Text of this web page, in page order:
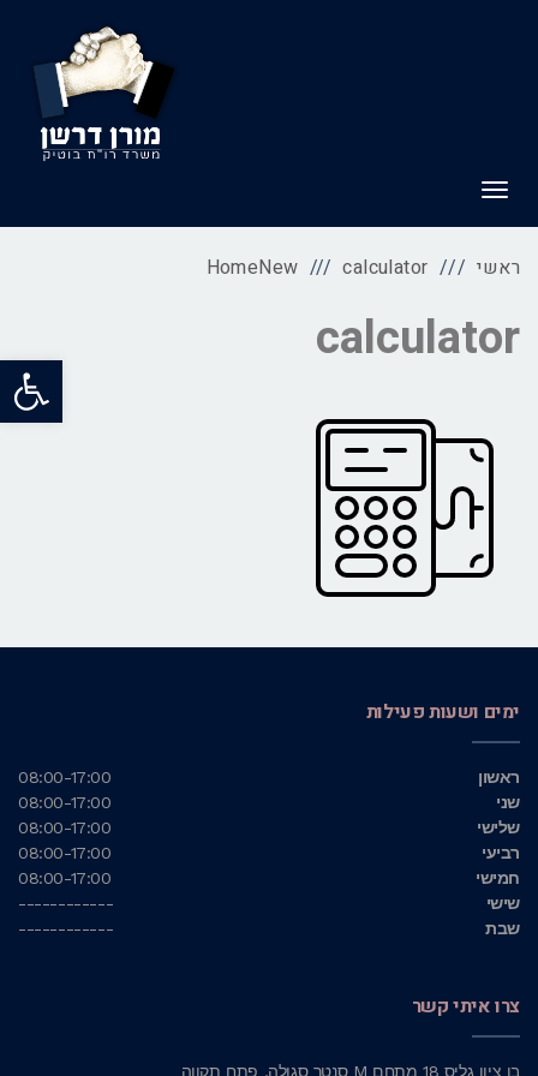
פתח
תפריט
ראשי HomeNew calculator
calculator
ימים ושעות פעילות
ראשון
08:00-17:00
שני
08:00-17:00
שלישי
08:00-17:00
רביעי
08:00-17:00
חמישי
08:00-17:00
שישי
------------
שבת
------------
צרו איתי קשר
בן ציון גליס 18 מתחם M סנטר סגולה, פתח תקווה